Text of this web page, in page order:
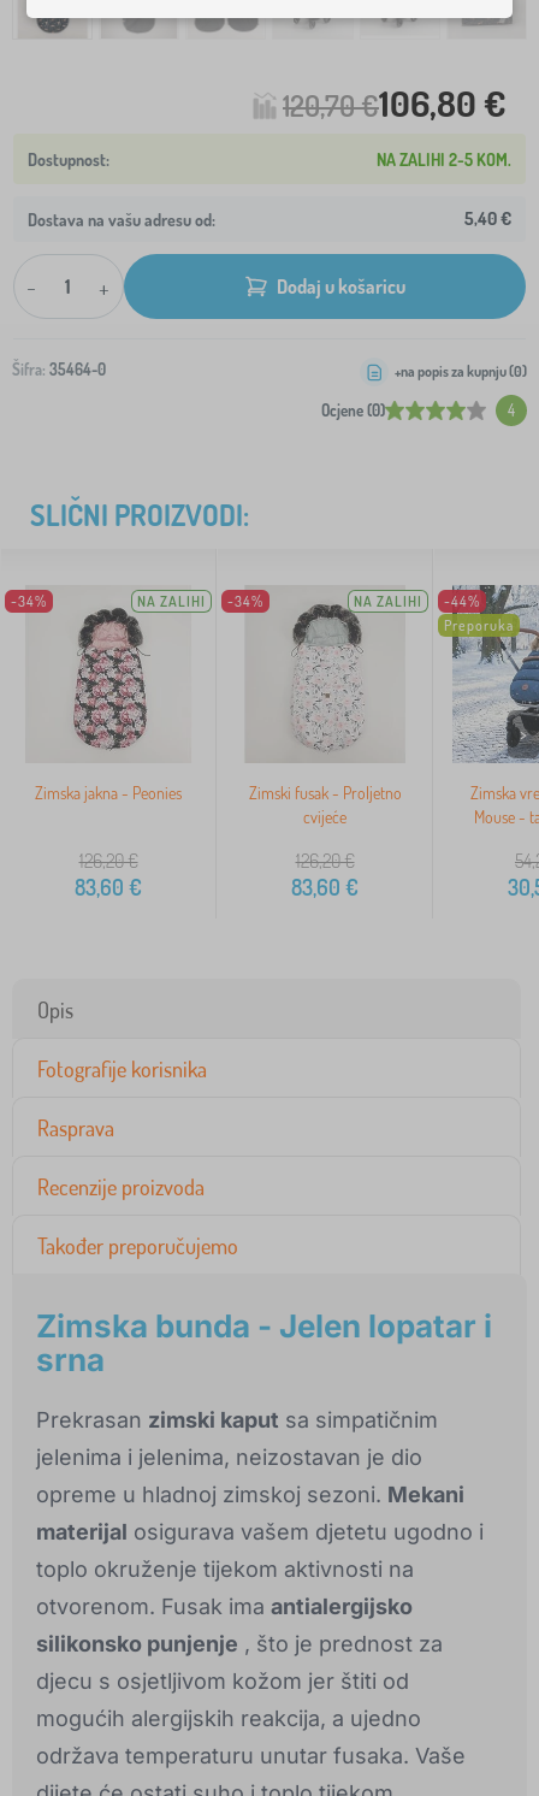
120,70 €106,80 €
NA ZALIHI 2-5 KOM.
Dostava na vašu adresu od: 5,40 €
- + Dodaj u košaricu
Šifra: 35464-0
Ocjene (0) 4
+na popis za kupnju (0)
SLIČNI PROIZVODI:
-34% NA ZALIHI
Zimska jakna - Peonies
126,20€
83,60 €
-34% NA ZALIHI
Zimski fusak - Proljetno
cvijeće
126,20€
83,60 €
-44%
Preporuka
Zimska
Mouse -
>
Opis
Fotografije korisnika
Rasprava
Recenzije proizvoda
Također preporučujemo
Zimska bunda - Jelen lopatar i
srna
Prekrasan zimski kaput sa simpatičnim
jelenima i jelenima, neizostavan je dio
opreme u hladnoj zimskoj sezoni. Mekani
materijal osigurava vašem djetetu ugodno i
toplo okruženje tijekom aktivnosti na
otvorenom. Fusak ima antialergijsko
silikonsko punjenje , što je prednost za
djecu s osjetljivom kožom jer štiti od
mogućih alergijskih reakcija, a ujedno
održava temperaturu unutar fusaka. Vaše